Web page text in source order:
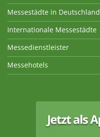
Messestädte in Deutschland
Internationale Messestädte
Messedienstleister
Messehotels